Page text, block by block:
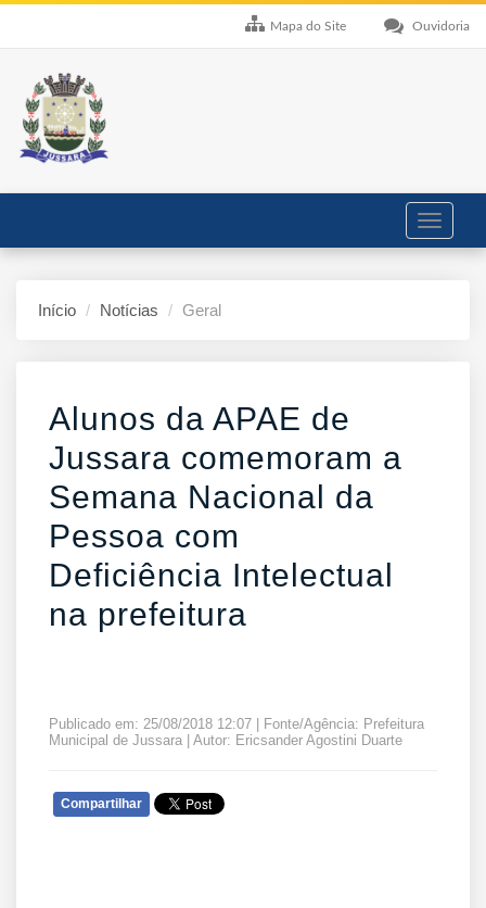
Ouvidoria
Mapa do Site
Toggle
Início Notícias Geral
Alunos da APAE de
Jussara comemoram a
Semana Nacional da
Pessoa com
Deficiência Intelectual
na prefeitura
Publicado em: 25/08/2018 12:07 | Fonte/Agência: Prefeitura
Municipal de Jussara | Autor: Ericsander Agostini Duarte
Compartilhar